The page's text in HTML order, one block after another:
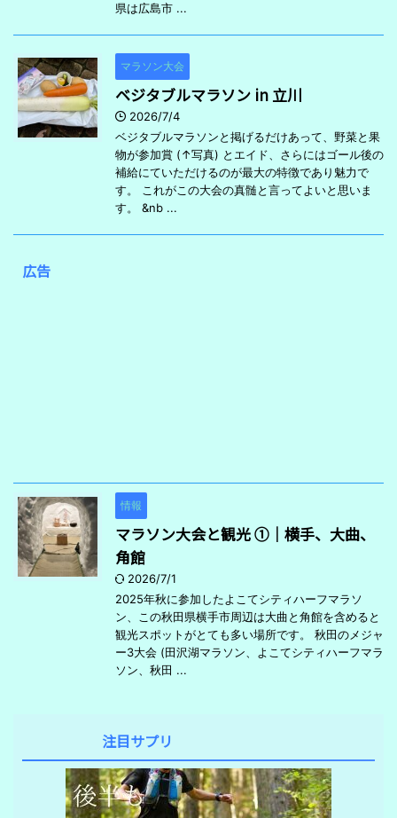
県は広島市 ...
マラソン大会
ベジタブルマラソン in 立川
2026/7/4
ベジタブルマラソンと掲げるだけあって、野菜と果
物が参加賞 (↑写真) とエイド、さらにはゴール後の
補給にていただけるのが最大の特徴であり魅力で
す。 これがこの大会の真髄と言ってよいと思いま
す。 &nb ...
広告
情報
マラソン大会と観光 ①｜横手、大曲、
角館
2026/7/1
2025年秋に参加したよこてシティハーフマラソ
ン、この秋田県横手市周辺は大曲と角館を含めると
観光スポットがとても多い場所です。 秋田のメジャ
ー3大会 (田沢湖マラソン、よこてシティハーフマラ
ソン、秋田 ...
注目サプリ